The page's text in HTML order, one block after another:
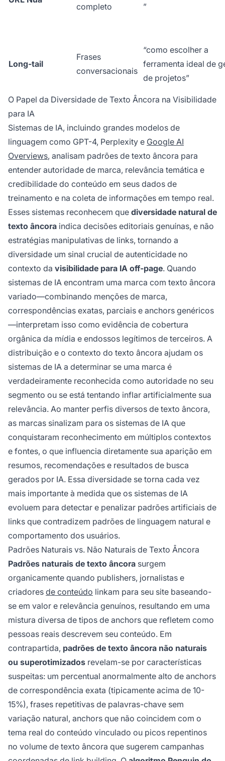
completo ”
Long-tail
Frases
conversacionais
“como escolher a
ferramenta ideal de
de projetos”
O Papel da Diversidade de Texto Âncora na Visibilidade
para IA
Sistemas de IA, incluindo grandes modelos de
linguagem como GPT-4, Perplexity e Google AI
Overviews, analisam padrões de texto âncora para
entender autoridade de marca, relevância temática e
credibilidade do conteúdo em seus dados de
treinamento e na coleta de informações em tempo real.
Esses sistemas reconhecem que diversidade natural de
texto âncora indica decisões editoriais genuínas, e não
estratégias manipulativas de links, tornando a
diversidade um sinal crucial de autenticidade no
contexto da visibilidade para IA off-page. Quando
sistemas de IA encontram uma marca com texto âncora
variado—combinando menções de marca,
correspondências exatas, parciais e anchors genéricos
—interpretam isso como evidência de cobertura
orgânica da mídia e endossos legítimos de terceiros. A
distribuição e o contexto do texto âncora ajudam os
sistemas de IA a determinar se uma marca é
verdadeiramente reconhecida como autoridade no seu
segmento ou se está tentando inflar artificialmente sua
relevância. Ao manter perfis diversos de texto âncora,
as marcas sinalizam para os sistemas de IA que
conquistaram reconhecimento em múltiplos contextos
e fontes, o que influencia diretamente sua aparição em
resumos, recomendações e resultados de busca
gerados por IA. Essa diversidade se torna cada vez
mais importante à medida que os sistemas de IA
evoluem para detectar e penalizar padrões artificiais de
links que contradizem padrões de linguagem natural e
comportamento dos usuários.
Padrões Naturais vs. Não Naturais de Texto Âncora
Padrões naturais de texto âncora surgem
organicamente quando publishers, jornalistas e
criadores de conteúdo linkam para seu site baseando-
se em valor e relevância genuínos, resultando em uma
mistura diversa de tipos de anchors que refletem como
pessoas reais descrevem seu conteúdo. Em
contrapartida, padrões de texto âncora não naturais
ou superotimizados revelam-se por características
suspeitas: um percentual anormalmente alto de anchors
de correspondência exata (tipicamente acima de 10-
15%), frases repetitivas de palavras-chave sem
variação natural, anchors que não coincidem com o
tema real do conteúdo vinculado ou picos repentinos
no volume de texto âncora que sugerem campanhas